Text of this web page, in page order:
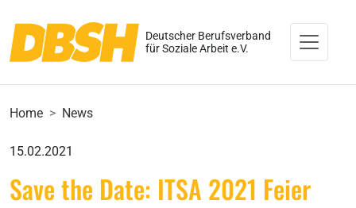
Deutscher Berufsverband
für Soziale Arbeit e.V.
Home News
15.02.2021
Save the Date: ITSA 2021 Feier